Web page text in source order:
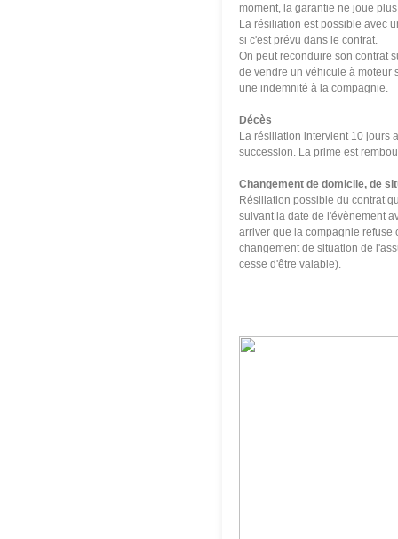
moment, la garantie ne joue
La résiliation est possible avec
si c'est prévu dans le contrat.
On peut reconduire son contrat
de vendre un véhicule à moteur
une indemnité à la compagnie.
Décès
La résiliation intervient 10 jours
succession. La prime est
Changement de domicile, de
Résiliation possible du contrat
suivant la date de l'évènement
arriver que la compagnie refuse
changement de situation de
cesse d'être valable).